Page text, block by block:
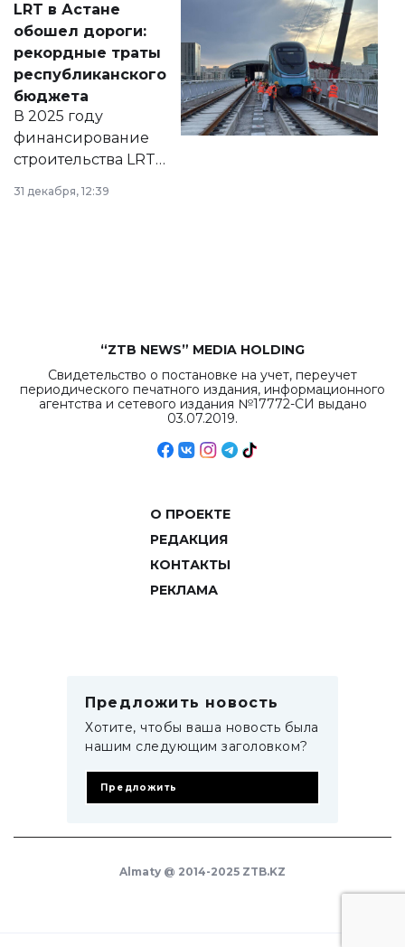
документ
появился в базе
нормативных
правовых актов и
на сайте маслихат
города.
LRT в Астане
обошел дороги:
рекордные траты
республиканского
бюджета
В 2025 году
финансирование
строительства LRT
в Астане из
республиканского
31 декабря, 12:39
“ZTB NEWS” MEDIA HOLDING
Свидетельство о постановке на учет, переучет
периодического печатного издания, информационного
агентства и сетевого издания №17772-СИ выдано
03.07.2019.
О ПРОЕКТЕ
РЕДАКЦИЯ
КОНТАКТЫ
РЕКЛАМА
Предложить новость
Хотите, чтобы ваша новость была
нашим следующим заголовком?
Предложить
Almaty @ 2014-2025 ZTB.KZ